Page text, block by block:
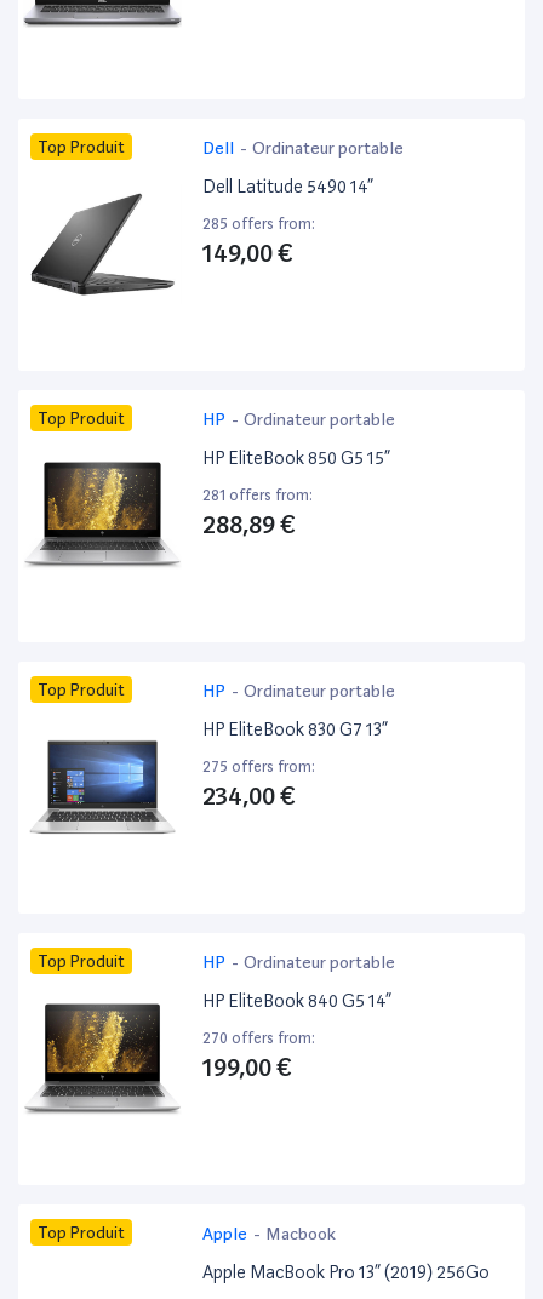
Top Produit Dell - Ordinateur portable
Dell Latitude 5490 14”
285 offers from:
149,00 €
Top Produit HP - Ordinateur portable
HP EliteBook 850 G5 15”
281 offers from:
288,89 €
Top Produit HP - Ordinateur portable
HP EliteBook 830 G7 13”
275 offers from:
234,00 €
Top Produit HP - Ordinateur portable
HP EliteBook 840 G5 14”
270 offers from:
199,00 €
Top Produit Apple - Macbook
Apple MacBook Pro 13” (2019) 256Go